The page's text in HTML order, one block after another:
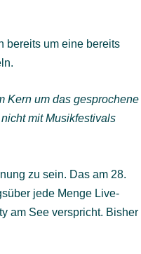
bereits um eine bereits
Kern um das gesprochene
mit Musikfestivals
zu sein. Das am 28.
jede Menge Live-
am See verspricht. Bisher